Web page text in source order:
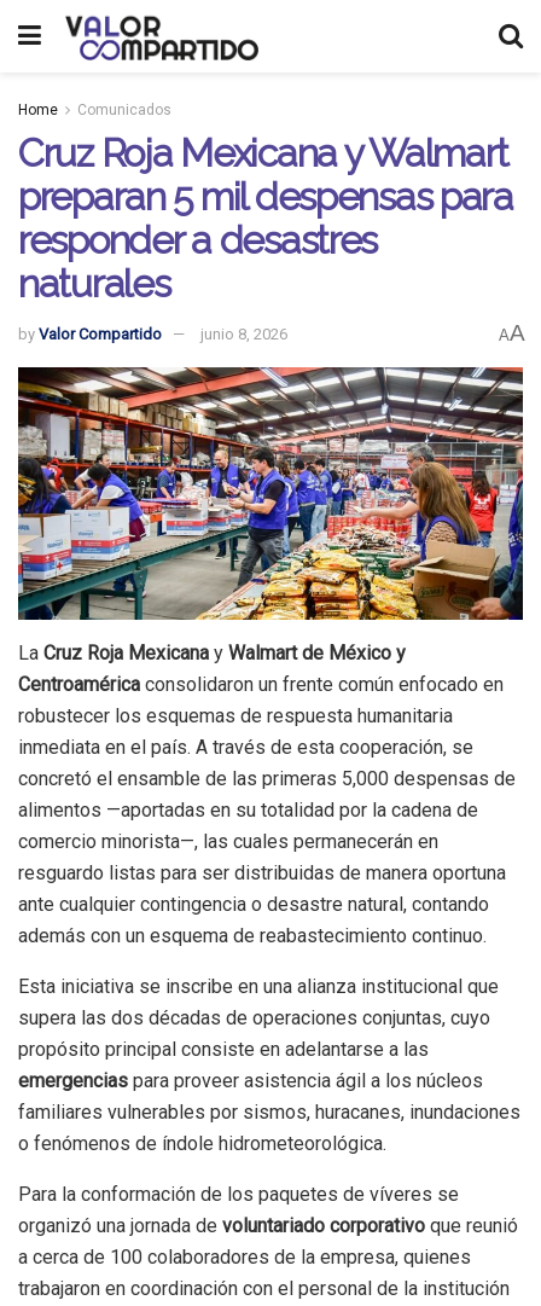
Home Comunicados
Cruz Roja Mexicana y Walmart
preparan 5 mil despensas para
responder a desastres
naturales
by Valor Compartido junio 8, 2026 AA
La Cruz Roja Mexicana y Walmart de México y
Centroamérica consolidaron un frente común enfocado en
robustecer los esquemas de respuesta humanitaria
inmediata en el país. A través de esta cooperación, se
concretó el ensamble de las primeras 5,000 despensas de
alimentos —aportadas en su totalidad por la cadena de
comercio minorista—, las cuales permanecerán en
resguardo listas para ser distribuidas de manera oportuna
ante cualquier contingencia o desastre natural, contando
además con un esquema de reabastecimiento continuo.
Esta iniciativa se inscribe en una alianza institucional que
supera las dos décadas de operaciones conjuntas, cuyo
propósito principal consiste en adelantarse a las
emergencias para proveer asistencia ágil a los núcleos
familiares vulnerables por sismos, huracanes, inundaciones
o fenómenos de índole hidrometeorológica.
Para la conformación de los paquetes de víveres se
organizó una jornada de voluntariado corporativo que reunió
a cerca de 100 colaboradores de la empresa, quienes
trabajaron en coordinación con el personal de la institución